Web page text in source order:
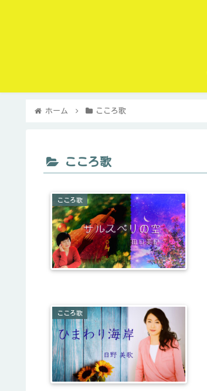
ホーム こころ歌
こころ歌
こころ歌
こころ歌